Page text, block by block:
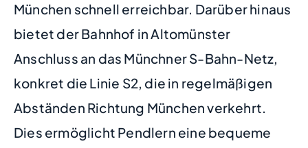
München schnell erreichbar. Darüber hinaus
bietet der Bahnhof in Altomünster
Anschluss an das Münchner S-Bahn-Netz,
konkret die Linie S2, die in regelmäßigen
Abständen Richtung München verkehrt.
Dies ermöglicht Pendlern eine bequeme